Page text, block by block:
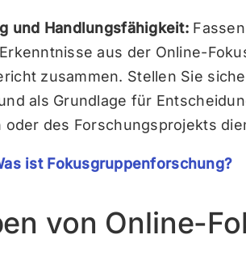
und Handlungsfähigkeit:
aus der Online-
zusammen. Stellen Sie
als Grundlage für
oder des Forschungsprojekts
ist Fokusgruppenforschung?
von Online-